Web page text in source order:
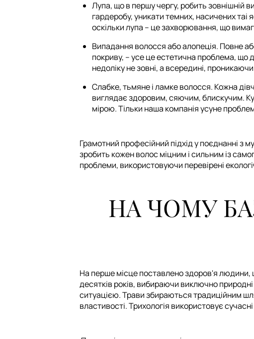
Лупа, що в першу чергу, робить зовнішній
гардеробу, уникати темних, насичених таі
оскільки лупа – це захворювання, що
Випадання волосся або алопеція. Повне
покриву, – усе це естетична проблема, що
недоліку не зовні, а всередині,
Слабке, тьмяне і ламке волосся. Кожна
виглядає здоровим, сяючим, блискучим.
мірою. Тільки наша компанія усуне
Грамотний професійний підхід у поєднанні з
зробить кожен волос міцним і сильним із
проблеми, використовуючи перевірені
НА ЧОМУ
На перше місце поставлено здоров'я людини,
десятків років, вибираючи виключно природні
ситуацією. Трави збираються традиційним
властивості. Трихологія використовує